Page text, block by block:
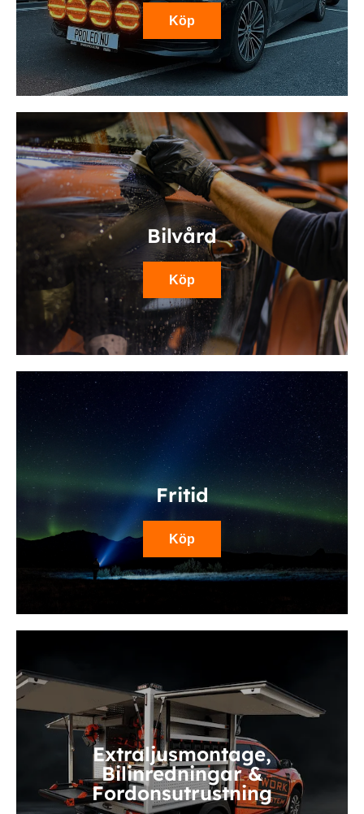
Köp
Fritid
Köp
Bilvård
Köp
Extraljusmontage,
Bilinredningar &
Fordonsutrustning